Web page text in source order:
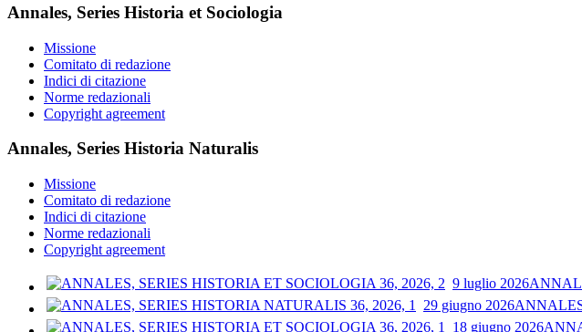
Annales, Series Historia et Sociologia
Missione
Comitato di redazione
Indici di citazione
Norme redazionali
Copyright agreement
Annales, Series Historia Naturalis
Missione
Comitato di redazione
Indici di citazione
Norme redazionali
Copyright agreement
9 luglio 2026
29 giugno 2026
18 giugno 2026